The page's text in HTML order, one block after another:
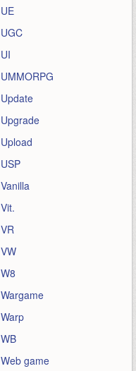
UE
UGC
UI
UMMORPG
Update
Upgrade
Upload
USP
Vanilla
Vit.
VR
VW
W8
Wargame
Warp
WB
Web game